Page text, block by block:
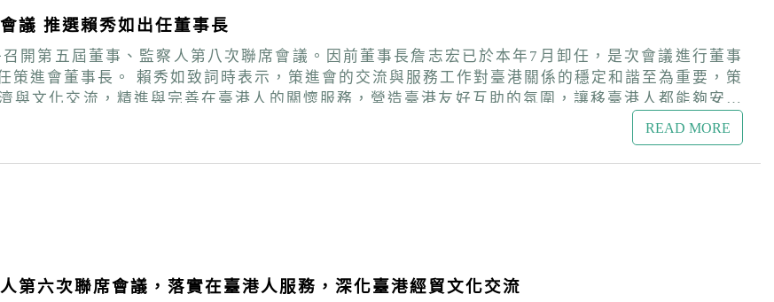
議 推選賴秀如出任董事長
開第五屆董事、監察人第八次聯席會議。因前董事長詹志宏已於本年7月卸任，是次會議進行董事
臺港關係的穩定和諧至為重要，策
與文化交流，精進與完善在臺港人的關懷服務，營造臺港友好互助的氛圍，讓移臺港人都能夠安居
續和深化過去對港交流服務工作的機會。她感謝王震緯副董事長這段代理期間的付出，期待與策進
READ MORE
第六次聯席會議，落實在臺港人服務，深化臺港經貿文化交流